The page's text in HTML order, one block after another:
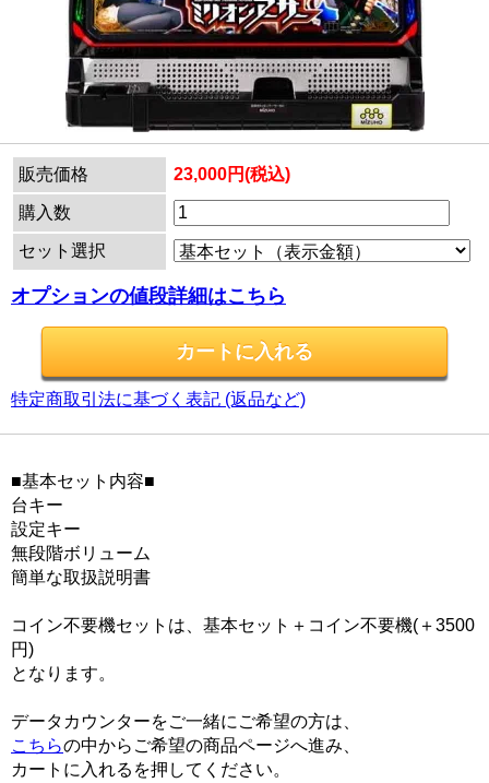
販売価格 23,000円(税込)
購入数
セット選択
オプションの値段詳細はこちら
特定商取引法に基づく表記 (返品など)
■基本セット内容■
台キー
設定キー
無段階ボリューム
簡単な取扱説明書
コイン不要機セットは、基本セット＋コイン不要機(＋3500
円)
となります。
データカウンターをご一緒にご希望の方は、
こちらの中からご希望の商品ページへ進み、
カートに入れるを押してください。